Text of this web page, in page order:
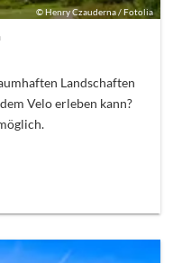
©Henry Czauderna / Fotolia
Landschaften
Velo erleben kann?